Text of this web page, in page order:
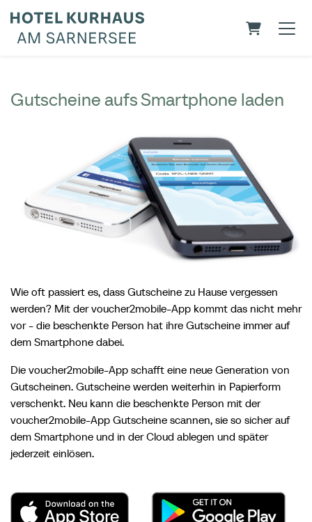
Gutscheine aufs Smartphone laden
Wie oft passiert es, dass Gutscheine zu Hause vergessen
werden? Mit der voucher2mobile-App kommt das nicht mehr
vor - die beschenkte Person hat ihre Gutscheine immer auf
dem Smartphone dabei.
Die voucher2mobile-App schafft eine neue Generation von
Gutscheinen. Gutscheine werden weiterhin in Papierform
verschenkt. Neu kann die beschenkte Person mit der
voucher2mobile-App Gutscheine scannen, sie so sicher auf
dem Smartphone und in der Cloud ablegen und später
jederzeit einlösen.